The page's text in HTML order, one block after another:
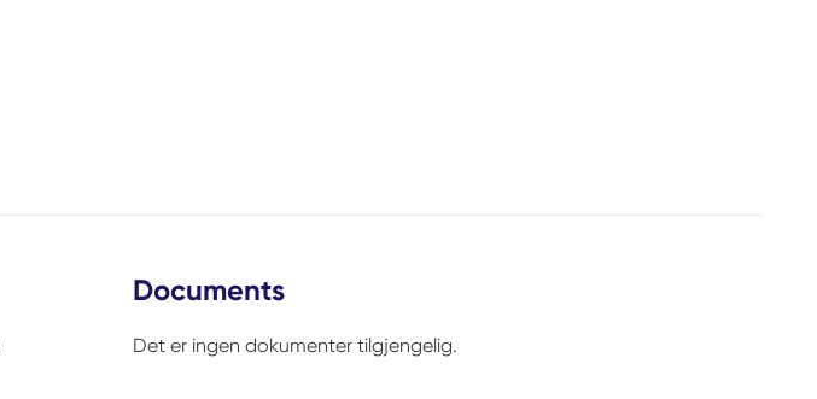
Documents
Det er ingen dokumenter tilgjengelig.